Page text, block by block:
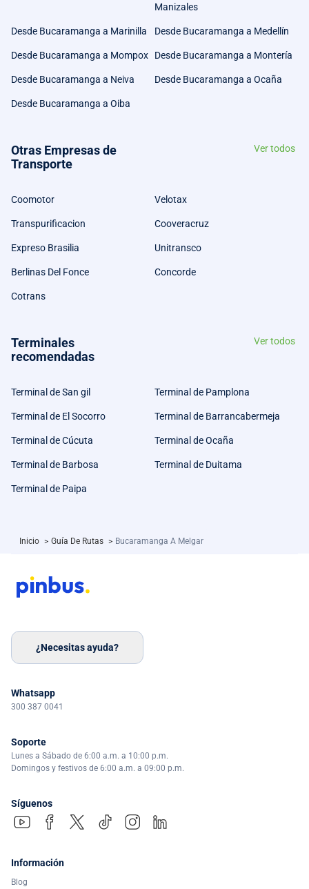
Manizales
Desde Bucaramanga a Marinilla Desde Bucaramanga a Medellín
Desde Bucaramanga a Mompox Desde Bucaramanga a Montería
Desde Bucaramanga a Neiva Desde Bucaramanga a Ocaña
Desde Bucaramanga a Oiba
Otras Empresas de
Transporte
Ver todos
Coomotor Velotax
Transpurificacion Cooveracruz
Expreso Brasilia Unitransco
Berlinas Del Fonce Concorde
Cotrans
Terminales
recomendadas
Ver todos
Terminal de San gil Terminal de Pamplona
Terminal de El Socorro Terminal de Barrancabermeja
Terminal de Cúcuta Terminal de Ocaña
Terminal de Barbosa Terminal de Duitama
Terminal de Paipa
Inicio > Guía De Rutas > Bucaramanga A Melgar
¿Necesitas ayuda?
Whatsapp
300 387 0041
Soporte
Lunes a Sábado de 6:00 a.m. a 10:00 p.m.
Domingos y festivos de 6:00 a.m. a 09:00 p.m.
Síguenos
Información
Blog